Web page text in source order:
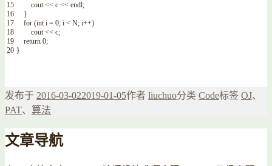
15
16
17
18
19
20
cout << c << endl;
}
for (int i = 0; i < N; i++)
cout << c;
return 0;
}
发布于 2016-03-022019-01-05作者 liuchuo分类 Code标签 OJ、
PAT、 算法
文章导航